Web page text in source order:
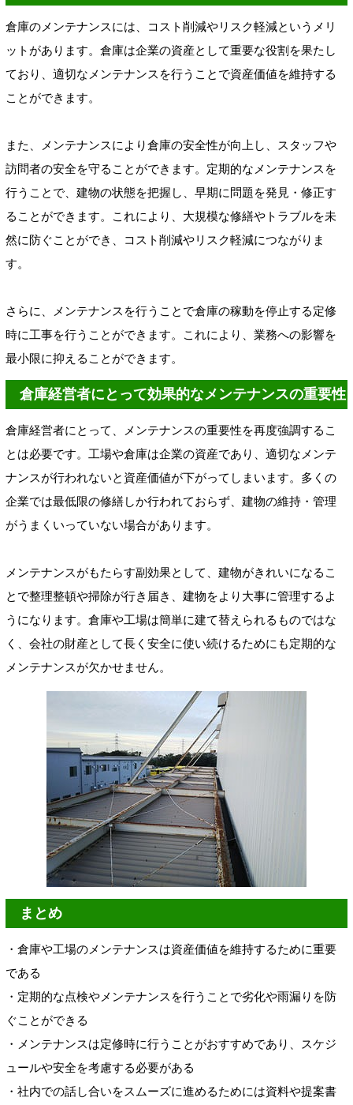
倉庫のメンテナンスには、コスト削減やリスク軽減というメリ
ットがあります。倉庫は企業の資産として重要な役割を果たし
ており、適切なメンテナンスを行うことで資産価値を維持する
ことができます。
また、メンテナンスにより倉庫の安全性が向上し、スタッフや
訪問者の安全を守ることができます。定期的なメンテナンスを
行うことで、建物の状態を把握し、早期に問題を発見・修正す
ることができます。これにより、大規模な修繕やトラブルを未
然に防ぐことができ、コスト削減やリスク軽減につながりま
す。
さらに、メンテナンスを行うことで倉庫の稼動を停止する定修
時に工事を行うことができます。これにより、業務への影響を
最小限に抑えることができます。
倉庫経営者にとって効果的なメンテナンスの重要性
倉庫経営者にとって、メンテナンスの重要性を再度強調するこ
とは必要です。工場や倉庫は企業の資産であり、適切なメンテ
ナンスが行われないと資産価値が下がってしまいます。多くの
企業では最低限の修繕しか行われておらず、建物の維持・管理
がうまくいっていない場合があります。
メンテナンスがもたらす副効果として、建物がきれいになるこ
とで整理整頓や掃除が行き届き、建物をより大事に管理するよ
うになります。倉庫や工場は簡単に建て替えられるものではな
く、会社の財産として長く安全に使い続けるためにも定期的な
メンテナンスが欠かせません。
まとめ
・倉庫や工場のメンテナンスは資産価値を維持するために重要
である
・定期的な点検やメンテナンスを行うことで劣化や雨漏りを防
ぐことができる
・メンテナンスは定修時に行うことがおすすめであり、スケジ
ュールや安全を考慮する必要がある
・社内での話し合いをスムーズに進めるためには資料や提案書